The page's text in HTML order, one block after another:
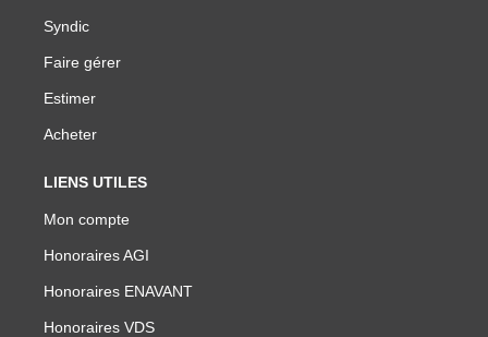
Syndic
Faire gérer
Estimer
Acheter
LIENS UTILES
Mon compte
Honoraires AGI
Honoraires ENAVANT
Honoraires VDS